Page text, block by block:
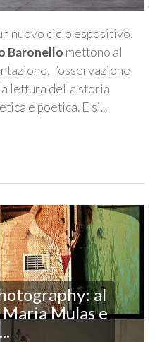
nuovo ciclo espositivo.
Baronello mettono al
l’osservazione
lettura della storia
e poetica. E si...
al
Mulas e